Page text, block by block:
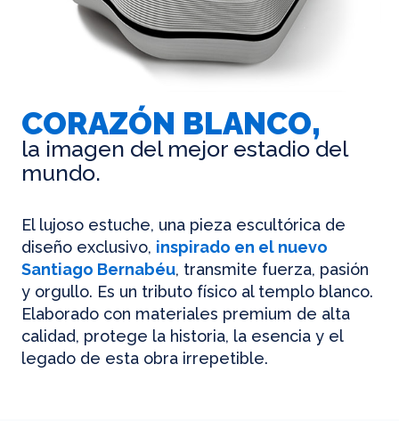
CORAZÓN BLANCO,
la imagen del mejor estadio del
mundo.
El lujoso estuche, una pieza escultórica de
diseño exclusivo, inspirado en el nuevo
Santiago Bernabéu, transmite fuerza, pasión
y orgullo. Es un tributo físico al templo blanco.
Elaborado con materiales premium de alta
calidad, protege la historia, la esencia y el
legado de esta obra irrepetible.